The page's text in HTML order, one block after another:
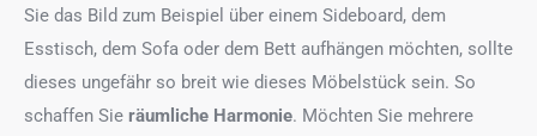
Sie das Bild zum Beispiel über einem Sideboard, dem
Esstisch, dem Sofa oder dem Bett aufhängen möchten, sollte
dieses ungefähr so breit wie dieses Möbelstück sein. So
schaffen Sie räumliche Harmonie. Möchten Sie mehrere